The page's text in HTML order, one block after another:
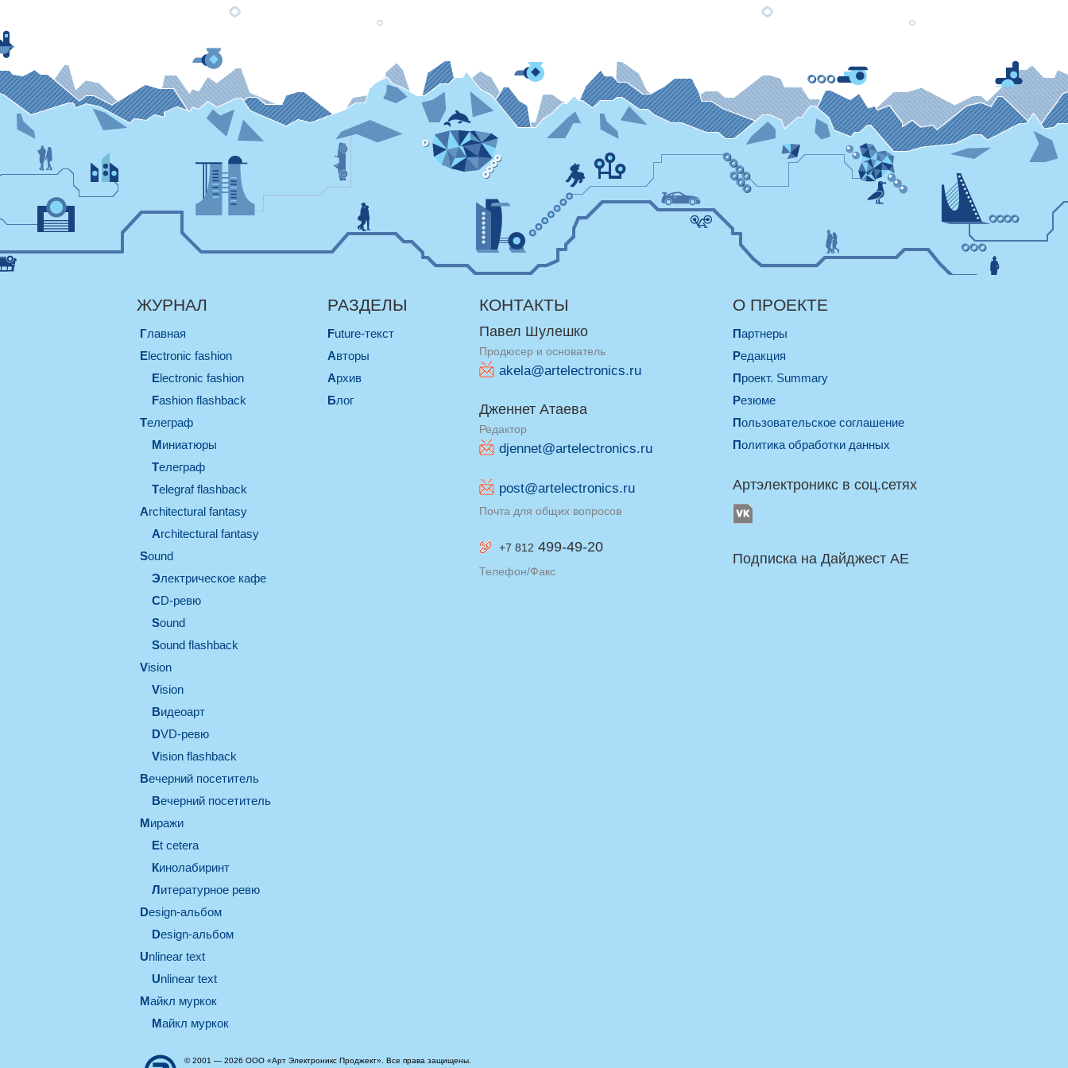
ЖУРНАЛ
Главная
electronic fashion
electronic fashion
Fashion flashback
телеграф
миниатюры
телеграф
Telegraf flashback
architectural fantasy
architectural fantasy
sound
электрическое кафе
CD-ревю
sound
Sound flashback
vision
vision
видеоарт
DVD-ревю
Vision flashback
вечерний посетитель
вечерний посетитель
миражи
et cetera
кинолабиринт
литературное ревю
design-альбом
design-альбом
unlinear text
Unlinear text
майкл муркок
майкл муркок
РАЗДЕЛЫ
Future-текст
Авторы
Архив
Блог
КОНТАКТЫ
Павел Шулешко
Продюсер и основатель
akela@artelectronics.ru
Дженнет Атаева
Редактор
djennet@artelectronics.ru
post@artelectronics.ru
Почта для общих вопросов
+7 812 499-49-20
Телефон/Факс
О ПРОЕКТЕ
Партнеры
Редакция
Проект. Summary
Резюме
Пользовательское соглашение
Политика обработки данных
Артэлектроникс в соц.сетях
Подписка на Дайджест AE
© 2001 — 2026 ООО «Арт Электроникс Проджект». Все права защищены.